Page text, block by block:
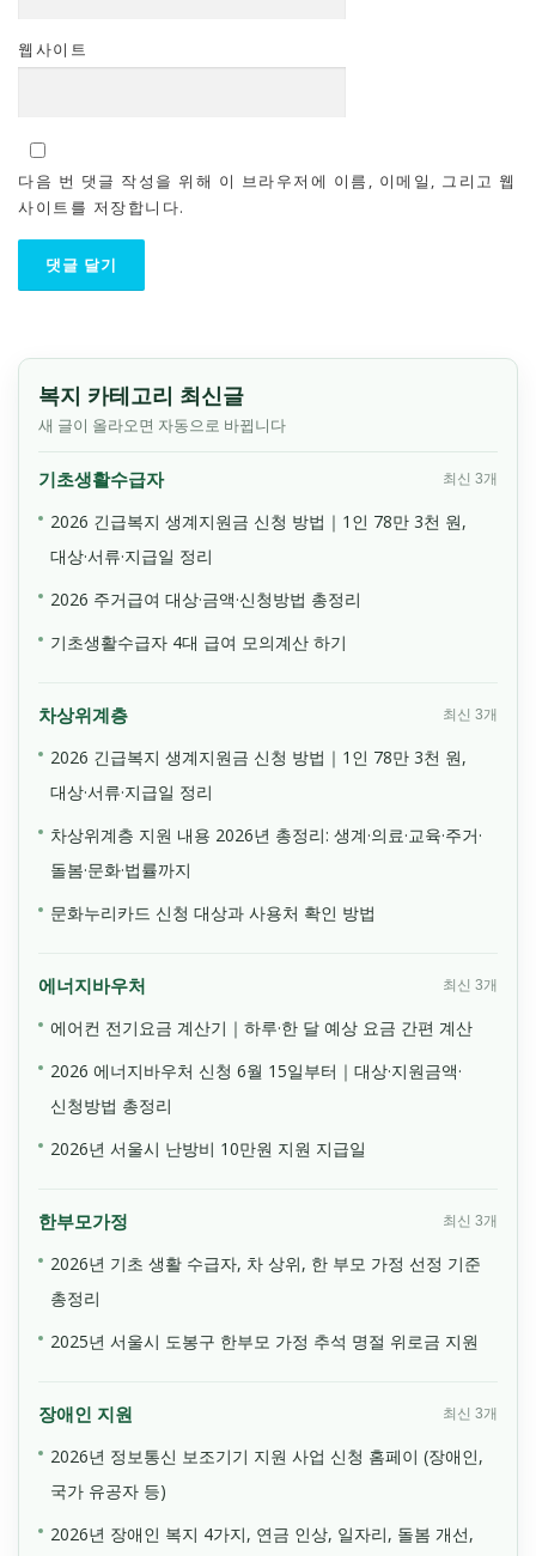
웹사이트
다음 번 댓글 작성을 위해 이 브라우저에 이름, 이메일, 그리고 웹
사이트를 저장합니다.
복지 카테고리 최신글
새 글이 올라오면 자동으로 바뀝니다
기초생활수급자 최신 3개
2026 긴급복지 생계지원금 신청 방법｜1인 78만 3천 원,
대상·서류·지급일 정리
2026 주거급여 대상·금액·신청방법 총정리
기초생활수급자 4대 급여 모의계산 하기
차상위계층 최신 3개
2026 긴급복지 생계지원금 신청 방법｜1인 78만 3천 원,
대상·서류·지급일 정리
차상위계층 지원 내용 2026년 총정리: 생계·의료·교육·주거·
돌봄·문화·법률까지
문화누리카드 신청 대상과 사용처 확인 방법
에너지바우처 최신 3개
에어컨 전기요금 계산기｜하루·한 달 예상 요금 간편 계산
2026 에너지바우처 신청 6월 15일부터｜대상·지원금액·
신청방법 총정리
2026년 서울시 난방비 10만원 지원 지급일
한부모가정 최신 3개
2026년 기초 생활 수급자, 차 상위, 한 부모 가정 선정 기준
총정리
2025년 서울시 도봉구 한부모 가정 추석 명절 위로금 지원
장애인 지원 최신 3개
2026년 정보통신 보조기기 지원 사업 신청 홈페이 (장애인,
국가 유공자 등)
2026년 장애인 복지 4가지, 연금 인상, 일자리, 돌봄 개선,